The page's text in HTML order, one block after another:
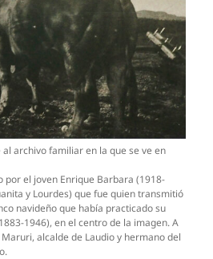
archivo familiar en la que se ve en
el joven Enrique Barbara (1918-
y Lourdes) que fue quien transmitió
navideño que había practicado su
1946), en el centro de la imagen. A
alcalde de Laudio y hermano del